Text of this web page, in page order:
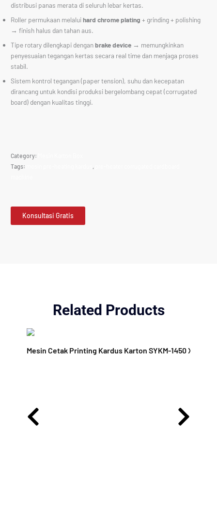
distribusi panas merata di seluruh lebar kertas.
Roller permukaan melaluihard chrome plating + grinding + polishing
→ finish halus dan tahan aus.
Tipe rotary dilengkapi denganbrake device → memungkinkan
penyesuaian tegangan kertas secara real time dan menjaga proses
stabil.
Sistem kontrol tegangan (paper tension), suhu dan kecepatan
dirancang untuk kondisi produksi bergelombang cepat (corrugated
board) dengan kualitas tinggi.
Category:
Tags:
Konsultasi Gratis
Related Products
Mesin Cetak Printing Kardus Karton SYKM-1450 X